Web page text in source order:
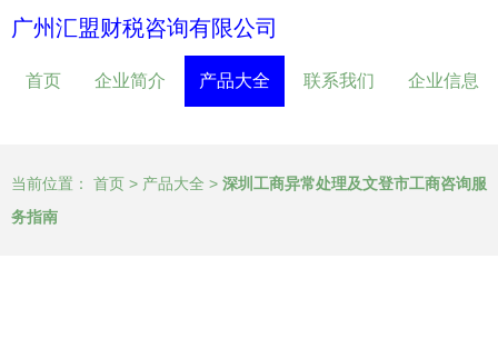
广州汇盟财税咨询有限公司
首页 企业简介 产品大全 联系我们 企业信息
当前位置： 首页 > 产品大全 > 深圳工商异常处理及文登市工商咨询服
务指南